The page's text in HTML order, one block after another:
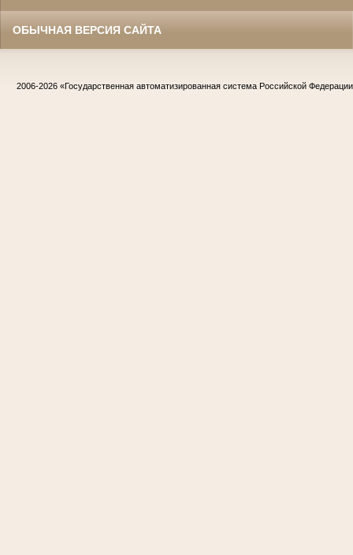
ОБЫЧНАЯ ВЕРСИЯ САЙТА
2006-2026 «Государственная автоматизированная система Российской